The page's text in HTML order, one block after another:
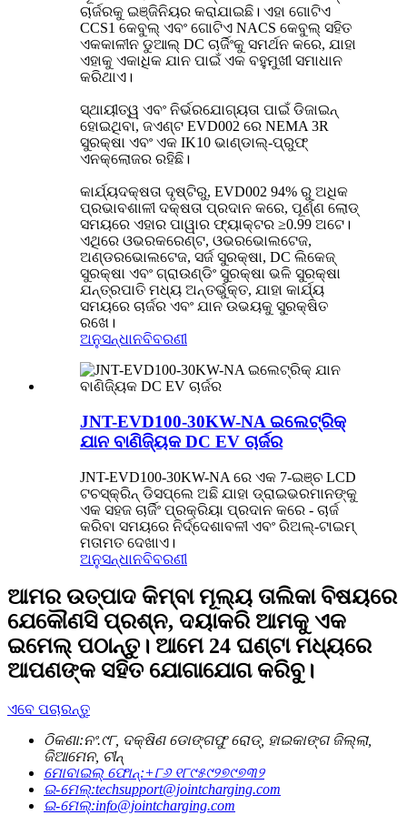
ଚାର୍ଜରକୁ ଇଞ୍ଜିନିୟର କରାଯାଇଛି। ଏହା ଗୋଟିଏ
CCS1 କେବୁଲ୍ ଏବଂ ଗୋଟିଏ NACS କେବୁଲ୍ ସହିତ
ଏକକାଳୀନ ଡୁଆଲ୍ DC ଚାର୍ଜିଂକୁ ସମର୍ଥନ କରେ, ଯାହା
ଏହାକୁ ଏକାଧିକ ଯାନ ପାଇଁ ଏକ ବହୁମୁଖୀ ସମାଧାନ
କରିଥାଏ।
ସ୍ଥାୟୀତ୍ୱ ଏବଂ ନିର୍ଭରଯୋଗ୍ୟତା ପାଇଁ ଡିଜାଇନ୍
ହୋଇଥିବା, ଜଏଣ୍ଟ EVD002 ରେ NEMA 3R
ସୁରକ୍ଷା ଏବଂ ଏକ IK10 ଭାଣ୍ଡାଲ୍-ପ୍ରୁଫ୍
ଏନକ୍ଲୋଜର ରହିଛି।
କାର୍ଯ୍ୟଦକ୍ଷତା ଦୃଷ୍ଟିରୁ, EVD002 94% ରୁ ଅଧିକ
ପ୍ରଭାବଶାଳୀ ଦକ୍ଷତା ପ୍ରଦାନ କରେ, ପୂର୍ଣ୍ଣ ଲୋଡ୍
ସମୟରେ ଏହାର ପାୱାର ଫ୍ୟାକ୍ଟର ≥0.99 ଅଟେ।
ଏଥିରେ ଓଭରକରେଣ୍ଟ, ଓଭରଭୋଲଟେଜ,
ଅଣ୍ଡରଭୋଲଟେଜ, ସର୍ଜ ସୁରକ୍ଷା, DC ଲିକେଜ୍
ସୁରକ୍ଷା ଏବଂ ଗ୍ରାଉଣ୍ଡିଂ ସୁରକ୍ଷା ଭଳି ସୁରକ୍ଷା
ଯନ୍ତ୍ରପାତି ମଧ୍ୟ ଅନ୍ତର୍ଭୁକ୍ତ, ଯାହା କାର୍ଯ୍ୟ
ସମୟରେ ଚାର୍ଜର ଏବଂ ଯାନ ଉଭୟକୁ ସୁରକ୍ଷିତ
ରଖେ।
ଅନୁସନ୍ଧାନବିବରଣୀ
JNT-EVD100-30KW-NA ଇଲେଟ୍ରିକ୍
ଯାନ ବାଣିଜ୍ୟିକ DC EV ଚାର୍ଜର
JNT-EVD100-30KW-NA ରେ ଏକ 7-ଇଞ୍ଚ LCD
ଟଚସ୍କ୍ରିନ୍ ଡିସପ୍ଲେ ଅଛି ଯାହା ଡ୍ରାଇଭରମାନଙ୍କୁ
ଏକ ସହଜ ଚାର୍ଜିଂ ପ୍ରକ୍ରିୟା ପ୍ରଦାନ କରେ - ଚାର୍ଜ
କରିବା ସମୟରେ ନିର୍ଦ୍ଦେଶାବଳୀ ଏବଂ ରିଅଲ୍-ଟାଇମ୍
ମତାମତ ଦେଖାଏ।
ଅନୁସନ୍ଧାନବିବରଣୀ
ଆମର ଉତ୍ପାଦ କିମ୍ବା ମୂଲ୍ୟ ତାଲିକା ବିଷୟରେ
ଯେକୌଣସି ପ୍ରଶ୍ନ, ଦୟାକରି ଆମକୁ ଏକ
ଇମେଲ୍ ପଠାନ୍ତୁ। ଆମେ 24 ଘଣ୍ଟା ମଧ୍ୟରେ
ଆପଣଙ୍କ ସହିତ ଯୋଗାଯୋଗ କରିବୁ।
ଏବେ ପଚାରନ୍ତୁ
ଠିକଣା:ନଂ.୯୮, ଦକ୍ଷିଣ ଡୋଙ୍ଗଫୁ ରୋଡ୍, ହାଇକାଙ୍ଗ ଜିଲ୍ଲା,
ଜିଆମେନ, ଚୀନ୍
ମୋବାଇଲ୍ ଫୋନ୍:+୮୬ ୧୮୯୫୯୨୭୯୭୩୨
ଇ-ମେଲ୍:techsupport@jointcharging.com
ଇ-ମେଲ୍:info@jointcharging.com